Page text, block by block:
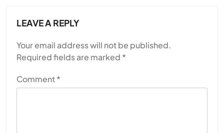
LEAVE A REPLY
Your email address will not be published.
Required fields are marked *
Comment*